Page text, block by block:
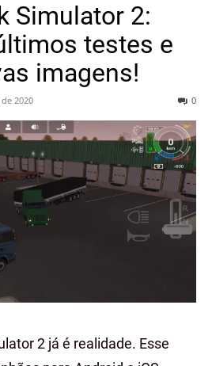
Simulator 2:
testes e
imagens!
2020 0
2 já é realidade. Esse